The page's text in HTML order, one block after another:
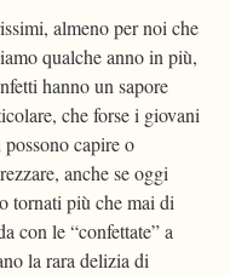
almeno per noi che
qualche anno in più,
hanno un sapore
che forse i giovani
possono capire o
anche se oggi
tornati più che mai di
con le “confettate” a
la rara delizia di